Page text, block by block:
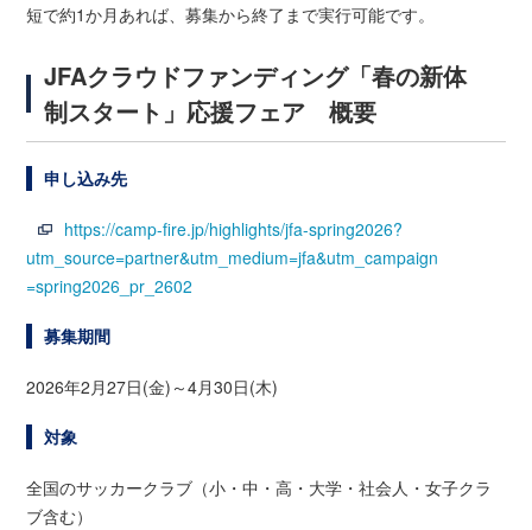
短で約1か月あれば、募集から終了まで実行可能です。
JFAクラウドファンディング「春の新体
制スタート」応援フェア 概要
申し込み先
https://camp-fire.jp/highlights/jfa-spring2026?
utm_source=partner&utm_medium=jfa&utm_campaign
=spring2026_pr_2602
募集期間
2026年2月27日(金)～4月30日(木)
対象
全国のサッカークラブ（小・中・高・大学・社会人・女子クラ
ブ含む）